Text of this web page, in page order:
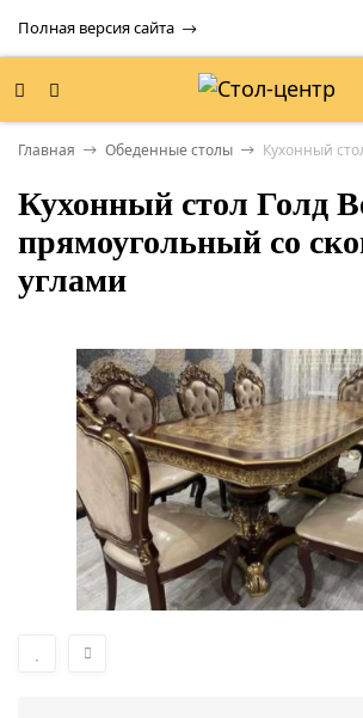
Полная версия сайта
Главная Обеденные столы Кухонный
Кухонный стол Голд
прямоугольный со
углами